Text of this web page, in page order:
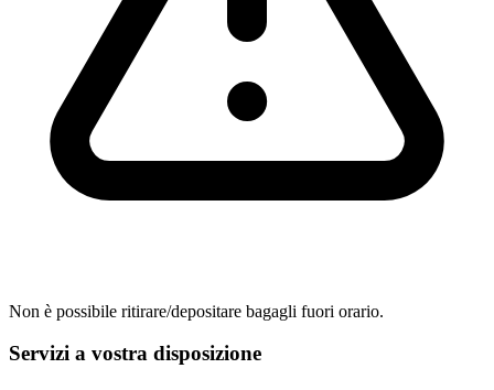
Non è possibile ritirare/depositare bagagli fuori orario.
Servizi a vostra disposizione